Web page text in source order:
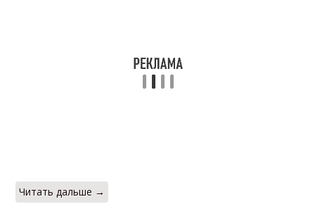
Читать дальше →